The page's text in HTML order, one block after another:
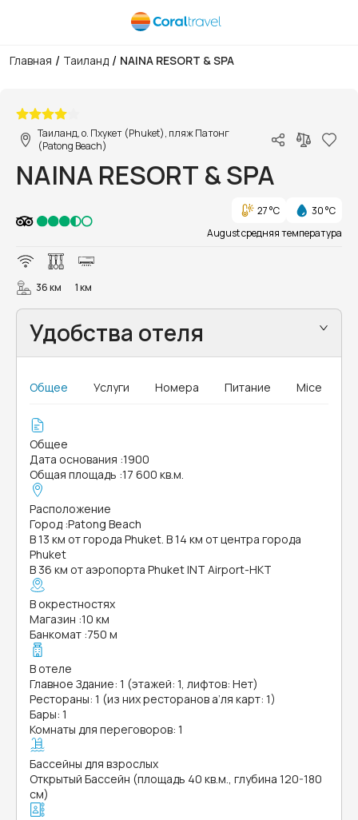
Главная / Таиланд / NAINA RESORT & SPA
Таиланд, о. Пхукет (Phuket), пляж Патонг
(Patong Beach)
NAINA RESORT & SPA
27 °C
30 °C
August средняя температура
36 км 1 км
Удобства отеля
Общее Услуги Номера Питание Mice
Общее
Дата основания :1900
Общая площадь :17 600 кв.м.
Расположение
Город :Patong Beach
В 13 км от города Phuket. В 14 км от центра города
Phuket
В 36 км от аэропорта Phuket INT Airport-HKT
В окрестностях
Магазин :10 км
Банкомат :750 м
В отеле
Главное Здание: 1 (этажей: 1, лифтов: Нет)
Рестораны: 1 (из них ресторанов а’ля карт: 1)
Бары: 1
Комнаты для переговоров: 1
Бассейны для взрослых
Открытый Бассейн (площадь 40 кв.м., глубина 120-180
см)